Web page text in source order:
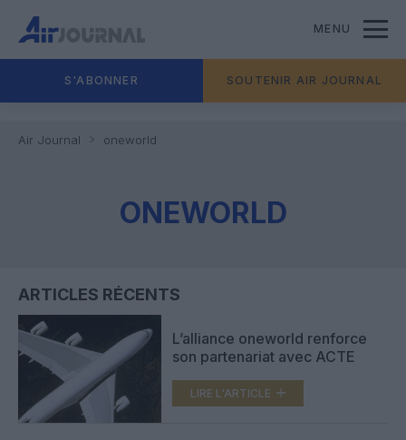
MENU
S'ABONNER SOUTENIR AIR JOURNAL
Air Journal oneworld
ONEWORLD
ARTICLES RÉCENTS
L’alliance oneworld renforce
son partenariat avec ACTE
LIRE L'ARTICLE